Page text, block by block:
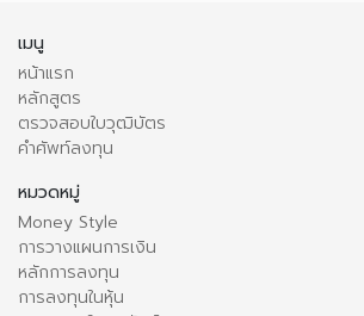
เมนู
หน้าแรก
หลักสูตร
ตรวจสอบใบวุฒิบัตร
คำศัพท์ลงทุน
หมวดหมู่
Money Style
การวางแผนการเงิน
หลักการลงทุน
การลงทุนในหุ้น